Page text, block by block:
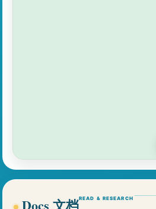
READ & RESEARCH